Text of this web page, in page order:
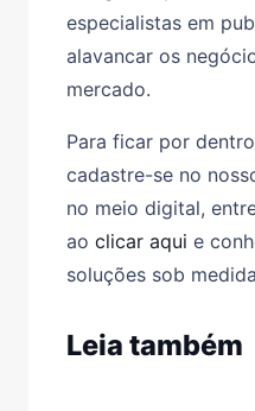
especialistas em
alavancar os
mercado.
Para ficar por
cadastre-se no
no meio digital,
ao clicar aqui e
soluções sob
Leia também